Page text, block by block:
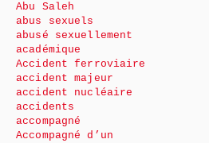
Abu Saleh
abus sexuels
abusé sexuellement
académique
Accident ferroviaire
accident majeur
accident nucléaire
accidents
accompagné
Accompagné d’un